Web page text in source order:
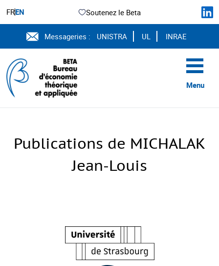
FREN Soutenez le Beta
Messageries : UNISTRA UL INRAE
Menu
Publications de MICHALAK
Jean-Louis